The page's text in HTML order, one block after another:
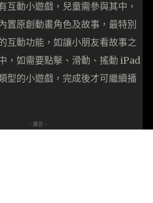
互動小遊戲，兒童需參與其中，
置原創動畫角色及故事，最特別
互動功能，如讓小朋友看故事之
，如需要點擊、滑動、搖動 iPad
型的小遊戲，完成後才可繼續播
- 廣告 -